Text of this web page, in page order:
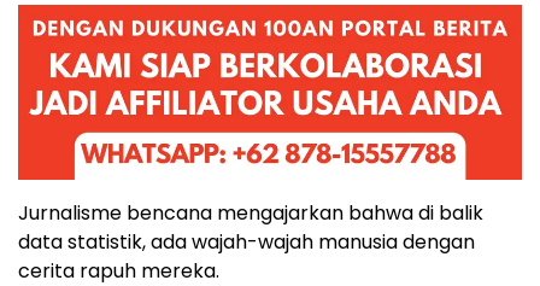
Jurnalisme bencana mengajarkan bahwa di balik
data statistik, ada wajah-wajah manusia dengan
cerita rapuh mereka.